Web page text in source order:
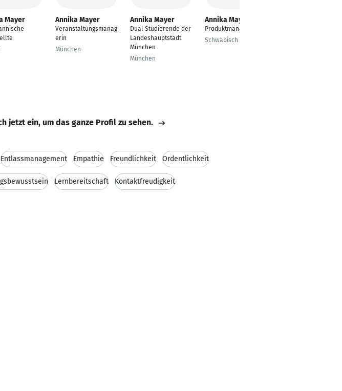
Mayer Annika Mayer
Veranstaltungsmanag
erin
München
Annika Mayer
Dual Studierende der
Landeshauptstadt
München
München
Annika Mayer
Produktmanager
Schwäbisch Gmünd
jetzt ein, um das ganze Profil zu sehen.
Entlassmanagement Empathie Freundlichkeit Ordentlichkeit
Lernbereitschaft Kontaktfreudigkeit